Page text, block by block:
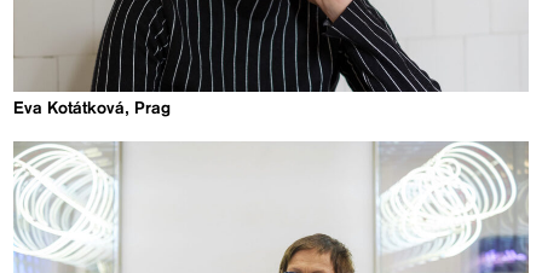
Eva Kotátková, Prag